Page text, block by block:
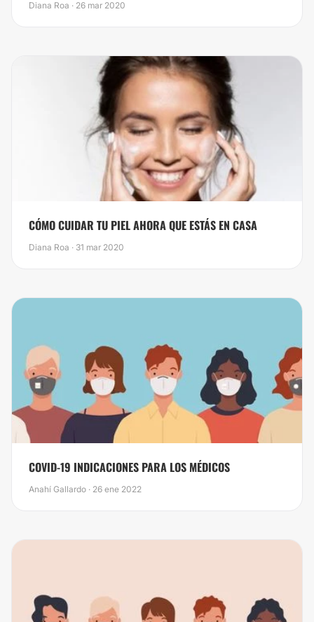
Diana Roa · 26 mar 2020
CÓMO CUIDAR TU PIEL AHORA QUE ESTÁS EN CASA
Diana Roa · 31 mar 2020
COVID-19 INDICACIONES PARA LOS MÉDICOS
Anahí Gallardo · 26 ene 2022